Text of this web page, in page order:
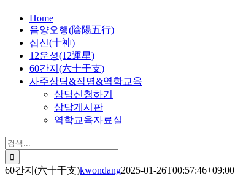
Home
음양오행(陰陽五行)
십신(十神)
12운성(12運星)
60간지(六十干支)
사주상담&작명&역학교육
상담신청하기
상담게시판
역학교육자료실
검
색:
60간지(六十干支)kwondang2025-01-26T00:57:46+09:00